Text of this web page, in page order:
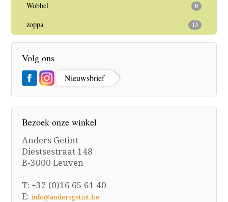
Wobbel 0
zoppa 13
Volg ons
Nieuwsbrief
Bezoek onze winkel
Anders Getint
Diestsestraat 148
B-3000 Leuven
T: +32 (0)16 65 61 40
E:info@andersgetint.be